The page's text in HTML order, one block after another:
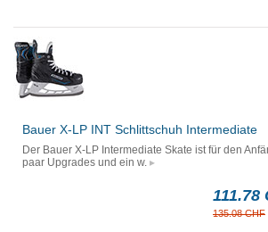
Bauer X-LP INT Schlittschuh Intermediate
Der Bauer X-LP Intermediate Skate ist für den
paar Upgrades und ein w.
111.78
135.08 CHF